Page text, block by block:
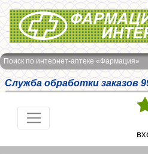
Интернет-аптека Фармация
Поиск по интернет-аптеке «Фармация»
Служба обработки заказов